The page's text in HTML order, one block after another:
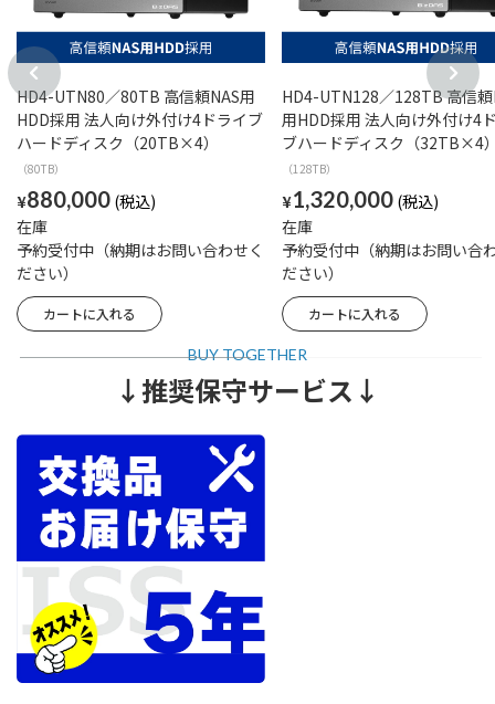
HD4-UTN80／80TB 高信頼NAS用
HDD採用 法人向け外付け4ドライブ
ハードディスク（20TB×4）
（80TB）
¥880,000
在庫
予約受付中（納期はお問い合わせく
ださい）
HD4-UTN128／128TB 高信頼
用HDD採用 法人向け外付け4
ブハードディスク（32TB×4
（128TB）
¥1,320,000
在庫
予約受付中（納期はお問い合
ださい）
↓推奨保守サービス↓